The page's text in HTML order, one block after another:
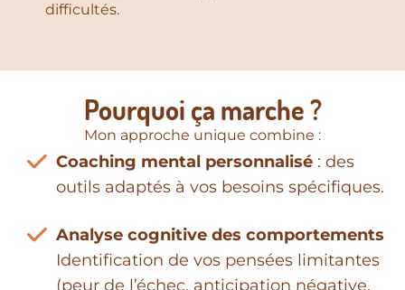
difficultés.
Pourquoi ça marche ?
Mon approche unique combine :
Coaching mental personnalisé : des
outils adaptés à vos besoins spécifiques.
Analyse cognitive des comportements
Identification de vos pensées limitantes
(peur de l’échec, anticipation négative,